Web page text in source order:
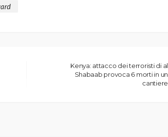
Kenya: attacco dei terroristi di al
Shabaab provoca 6 morti in un
cantiere